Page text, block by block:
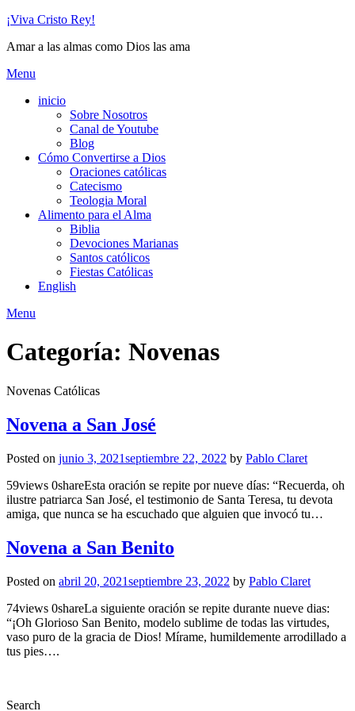
Skip
content
¡Viva Cristo Rey!
Amar a las almas como Dios las ama
Menu
inicio
Sobre Nosotros
Canal de Youtube
Blog
Cómo Convertirse a Dios
Oraciones católicas
Catecismo
Teologia Moral
Alimento para el Alma
Biblia
Devociones Marianas
Santos católicos
Fiestas Católicas
English
Menu
Categoría: Novenas
Novenas Católicas
Novena a San José
Posted on junio 3, 2021septiembre 22, 2022 by Pablo Claret
59views 0shareEsta oración se repite por nueve días: “Recuerda, oh
ilustre patriarca San José, el testimonio de Santa Teresa, tu devota
amiga, que nunca se ha escuchado que alguien que invocó tu…
Novena a San Benito
Posted on abril 20, 2021septiembre 23, 2022 by Pablo Claret
74views 0shareLa siguiente oración se repite durante nueve dias:
“¡Oh Glorioso San Benito, modelo sublime de todas las virtudes,
vaso puro de la gracia de Dios! Mírame, humildemente arrodillado a
tus pies….
Search